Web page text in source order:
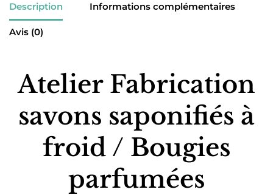
Description Informations complémentaires
Avis (0)
Atelier Fabrication
savons saponifiés à
froid / Bougies
parfumées